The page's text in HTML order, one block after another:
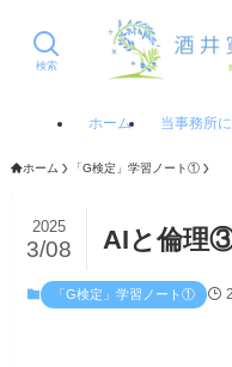
検索
ホーム 当事務所
ホーム 「G検定」学習ノート①
AIと倫理
2025
3/08
「G検定」学習ノート①